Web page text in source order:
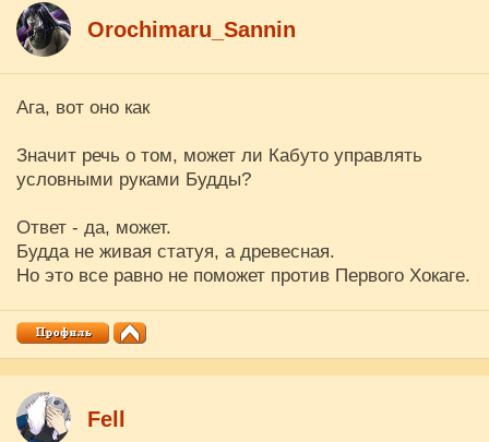
Orochimaru_Sannin
Ага, вот оно как
Значит речь о том, может ли Кабуто управлять
условными руками Будды?
Ответ - да, может.
Будда не живая статуя, а древесная.
Но это все равно не поможет против Первого Хокаге.
Fell